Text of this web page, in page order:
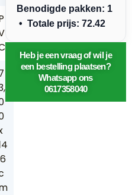
Benodigde pakken: 1
• Totale prijs: 72.42
Heb je een vraag of wil je
een bestelling plaatsen?
Whatsapp ons
0617358040